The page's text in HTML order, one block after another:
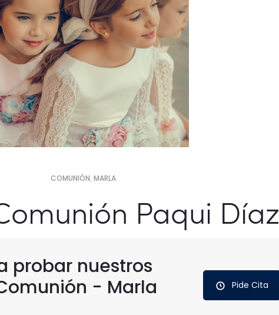
COMUNIÓN, MARLA
Paqui Díaz
probar nuestros
- Marla
Pide Cita